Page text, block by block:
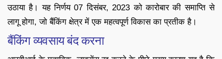
उठाया है। यह निर्णय 07 दिसंबर, 2023 को कारोबार की समाप्ति से
लागू होगा, जो बैंकिंग क्षेत्र में एक महत्वपूर्ण विकास का प्रतीक है।
बैंकिंग व्यवसाय बंद करना